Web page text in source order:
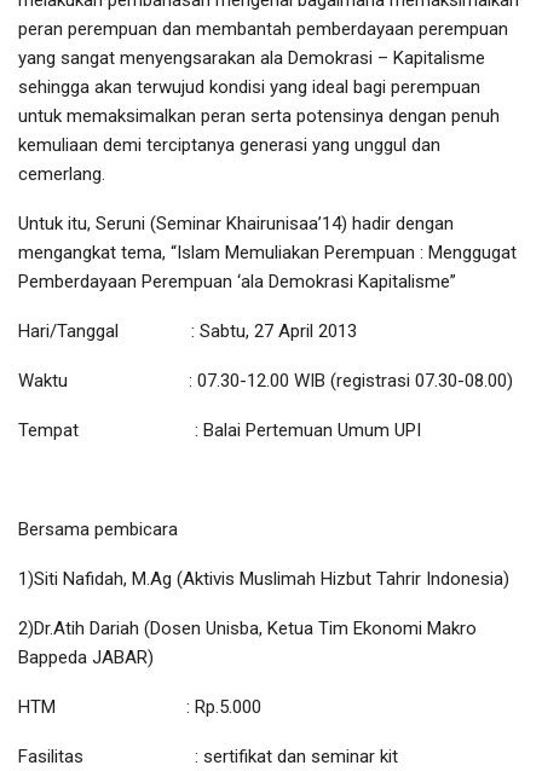
peran perempuan dan membantah pemberdayaan perempuan
yang sangat menyengsarakan ala Demokrasi – Kapitalisme
sehingga akan terwujud kondisi yang ideal bagi perempuan
untuk memaksimalkan peran serta potensinya dengan penuh
kemuliaan demi terciptanya generasi yang unggul dan
cemerlang.
Untuk itu, Seruni (Seminar Khairunisaa’14) hadir dengan
mengangkat tema, “Islam Memuliakan Perempuan : Menggugat
Pemberdayaan Perempuan ‘ala Demokrasi Kapitalisme”
Hari/Tanggal : Sabtu, 27 April 2013
Waktu : 07.30-12.00 WIB (registrasi 07.30-08.00)
Tempat : Balai Pertemuan Umum UPI
Bersama pembicara
1)Siti Nafidah, M.Ag (Aktivis Muslimah Hizbut Tahrir Indonesia)
2)Dr.Atih Dariah (Dosen Unisba, Ketua Tim Ekonomi Makro
Bappeda JABAR)
HTM : Rp.5.000
Fasilitas : sertifikat dan seminar kit